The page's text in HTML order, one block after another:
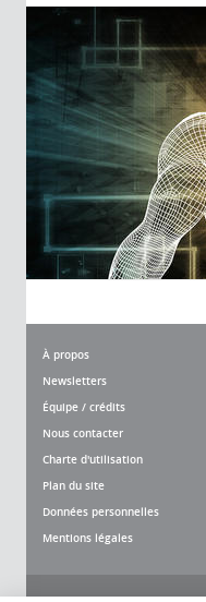
À propos
Newsletters
Équipe / crédits
Nous contacter
Charte d'utilisation
Plan du site
Données personnelles
Mentions légales